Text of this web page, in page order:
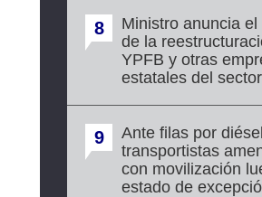
8
Ministro anuncia el
de la
YPFB y otras
estatales del sector
9
Ante filas por
transportistas
con movilización
estado de